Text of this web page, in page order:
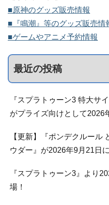
■原神のグッズ販売情報
■『鳴潮』等のグッズ販売情
■ゲームやアニメ予約情報
最近の投稿
『スプラトゥーン3 特大サ
がプライズ向けとして2026
【更新】『ポンデクルール
ウダー』が2026年9月21日
『スプラトゥーン3』より
場！